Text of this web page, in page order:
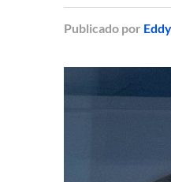
Publicado por